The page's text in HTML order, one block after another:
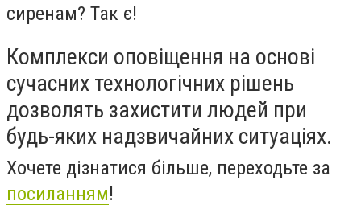
сиренам? Так є!
Комплекси оповіщення на основі
сучасних технологічних рішень
дозволять захистити людей при
будь-яких надзвичайних ситуаціях.
Хочете дізнатися більше, переходьте за
посиланням!